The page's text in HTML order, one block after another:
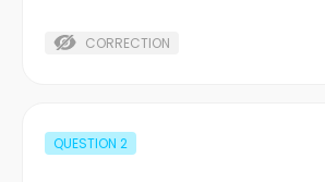
CORRECTION
QUESTION 2